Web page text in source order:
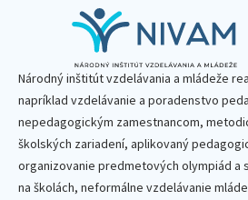
Národný inštitút vzdelávania a mládeže
napríklad vzdelávanie a poradenstvo
nepedagogickým zamestnancom,
školských zariadení, aplikovaný
organizovanie predmetových olympiád a
na školách, neformálne vzdelávanie